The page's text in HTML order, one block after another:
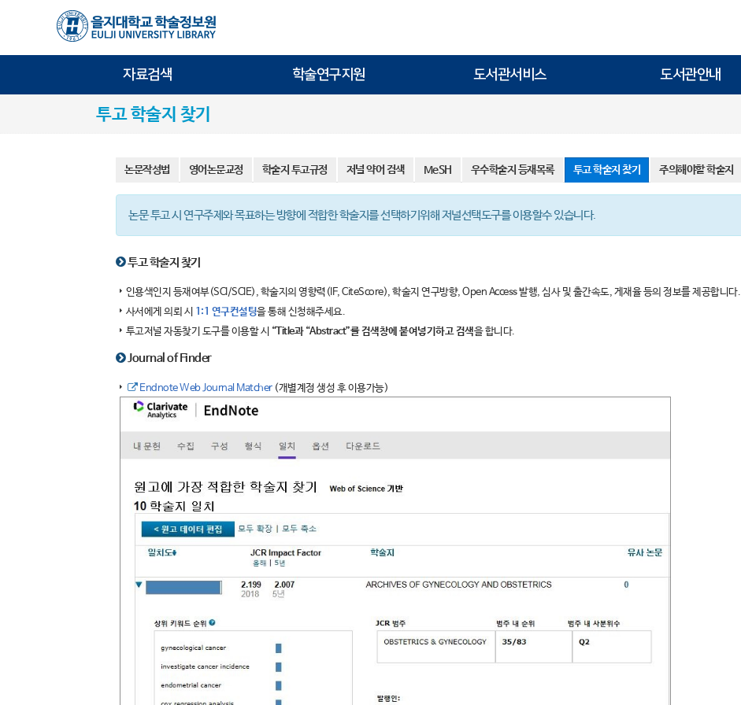
자료검색 학술연구지원 도서관서비스 도서관안내
투고 학술지 찾기
논문작성법 영어논문교정 학술지 투고규정 저널 약어 검색 MeSH 우수학술지 등재목록 투고 학술지 찾기 주의해야할 학술지
논문 투고 시 연구주제와 목표하는 방향에 적합한 학술지를 선택하기위해 저널선택도구를 이용할수 있습니다.
투고 학술지 찾기
인용색인지 등재여부(SCI/SCIE), 학술지의 영향력(IF, CiteScore), 학술지 연구방향, Open Access 발행, 심사 및 출간속도, 게재율 등의 정보를 제공합니다.
사서에게 의뢰 시 1:1 연구컨설팅을 통해 신청해주세요.
투고저널 자동찾기 도구를 이용할 시 “Title과 “Abstract”를 검색창에 붙여넣기하고 검색을 합니다.
Journal of Finder
Endnote Web Journal Matcher(개별계정 생성 후 이용가능)